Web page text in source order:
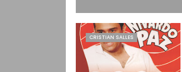
CRISTIAN SALLES